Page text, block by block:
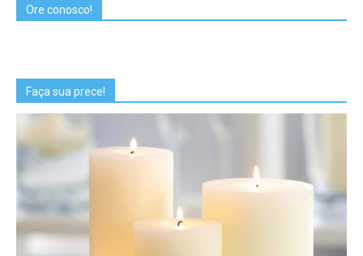
Ore conosco!
Faça sua prece!